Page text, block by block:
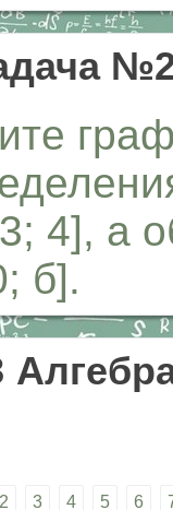
4], а
б].
2 3 4 5 6